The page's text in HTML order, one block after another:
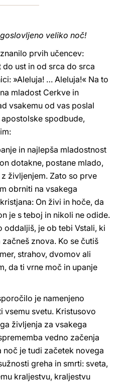
veliko noč!
prvih učencev:
do ust in od srca do srca
»Aleluja! … Aleluja!« Na to
mladost Cerkve in
vsakemu od vas poslal
spodbude,
in najlepša mladostnost
dotakne, postane mlado,
življenjem. Zato so prve
obrniti na vsakega
On živi in hoče, da
je s teboj in nikoli ne odide.
oddaljiš, je ob tebi Vstali, ki
znova. Ko se čutiš
strahov, dvomov ali
da ti vrne moč in upanje
je namenjeno
vsemu svetu. Kristusovo
življenja za vsakega
vedno začenja
noč je tudi začetek novega
greha in smrti: sveta,
kraljestvu, kraljestvu